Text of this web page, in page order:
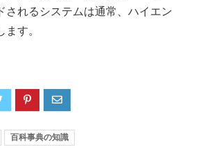
されるシステムは通常、ハイエン
す。
百科事典の知識